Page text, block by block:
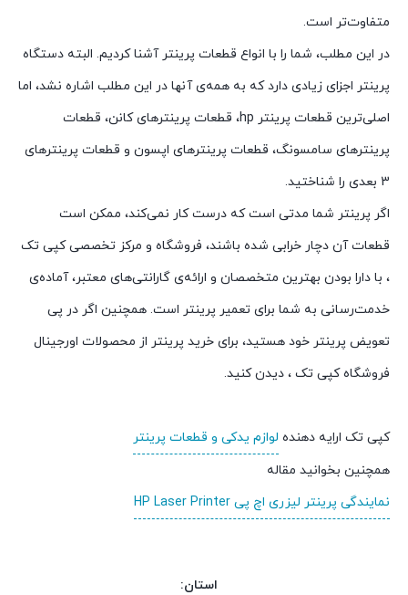
متفاوت‌تر است.
در این مطلب، شما را با انواع قطعات پرینتر آشنا کردیم. البته دستگاه
پرینتر اجزای زیادی دارد که به همه‌ی آنها در این مطلب اشاره نشد، اما
اصلی‌ترین قطعات پرینتر hp، قطعات پرینترهای کانن، قطعات
پرینترهای سامسونگ، قطعات پرینترهای اپسون و قطعات پرینترهای
3 بعدی را شناختید.
اگر پرینتر شما مدتی است که درست کار نمی‌کند، ممکن است
قطعات آن دچار خرابی شده باشند، فروشگاه و مرکز تخصصی کپی تک
، با دارا بودن بهترین متخصصان و ارائه‌ی گارانتی‌های معتبر، آماده‌ی
خدمت‌رسانی به شما برای تعمیر پرینتر است. همچنین اگر در پی
تعویض پرینتر خود هستید، برای خرید پرینتر از محصولات اورجینال
فروشگاه کپی تک ، دیدن کنید.
کپی تک ارایه دهنده لوازم یدکی و قطعات پرینتر
همچنین بخوانید مقاله
نمایندگی پرینتر لیزری اچ پی HP Laser Printer
استان: